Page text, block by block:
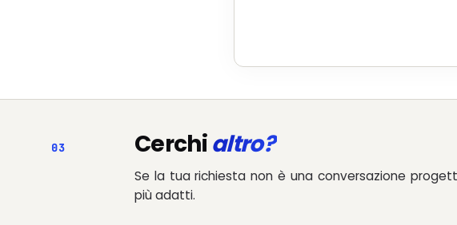
03 Cerchialtro?
Se la tua richiesta non è una conversazione
più adatti.